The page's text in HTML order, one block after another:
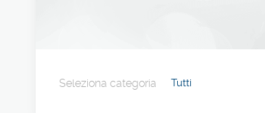
Seleziona categoria Tutti